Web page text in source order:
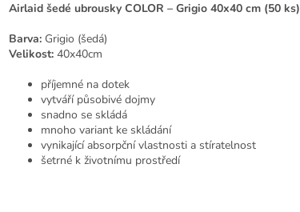
Airlaid šedé ubrousky COLOR – Grigio 40x40 cm (50 ks)
Barva: Grigio (šedá)
Velikost: 40x40cm
příjemné na dotek
vytváří působivé dojmy
snadno se skládá
mnoho variant ke skládání
vynikající absorpční vlastnosti a stíratelnost
šetrné k životnímu prostředí